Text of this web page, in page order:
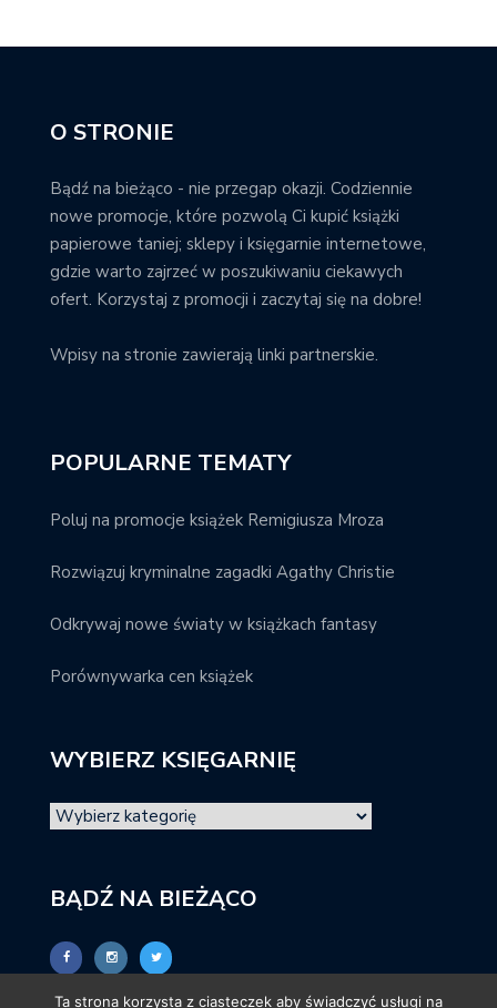
O STRONIE
Bądź na bieżąco - nie przegap okazji. Codziennie
nowe promocje, które pozwolą Ci kupić książki
papierowe taniej; sklepy i księgarnie internetowe,
gdzie warto zajrzeć w poszukiwaniu ciekawych
ofert. Korzystaj z promocji i zaczytaj się na dobre!
Wpisy na stronie zawierają linki partnerskie.
POPULARNE TEMATY
Poluj na promocje książek Remigiusza Mroza
Rozwiązuj kryminalne zagadki Agathy Christie
Odkrywaj nowe światy w książkach fantasy
Porównywarka cen książek
WYBIERZ KSIĘGARNIĘ
BĄDŹ NA BIEŻĄCO
Ta strona korzysta z ciasteczek aby świadczyć usługi na